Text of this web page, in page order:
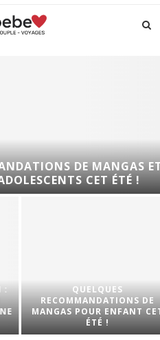
DE MANGAS ET
CET ÉTÉ !
QUELQUES
RECOMMANDATIONS DE
MANGAS POUR ENFANT CET
ÉTÉ !